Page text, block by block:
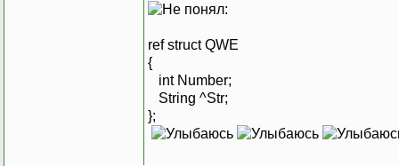
:
ref struct QWE
{
int Number;
String ^Str;
};